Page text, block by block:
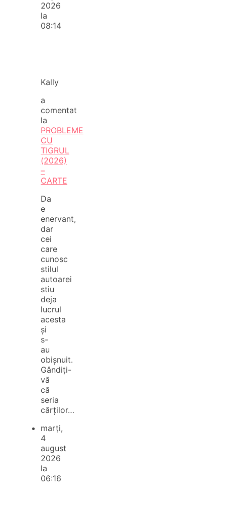
2026
la
08:14
Kally
a
comentat
la
PROBLEME
CU
TIGRUL
(2026)
–
CARTE
Da
e
enervant,
dar
cei
care
cunosc
stilul
autoarei
stiu
deja
lucrul
acesta
și
s-
au
obișnuit.
Gândiți-
vă
că
seria
cărților…
marți,
4
august
2026
la
06:16